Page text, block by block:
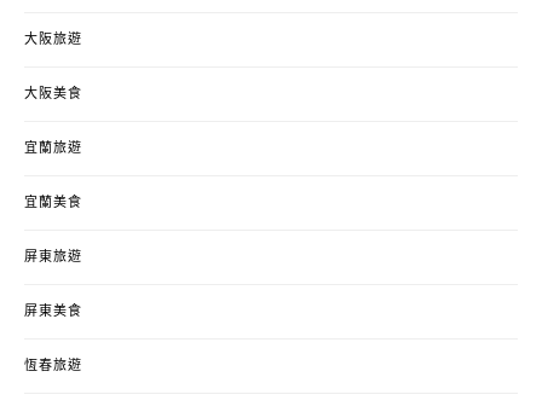
大阪旅遊
大阪美食
宜蘭旅遊
宜蘭美食
屏東旅遊
屏東美食
恆春旅遊